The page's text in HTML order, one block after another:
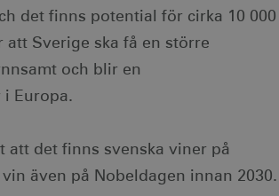
det finns potential för cirka 10 000
Sverige ska få en större
och blir en
Europa.
att det finns svenska viner på
även på Nobeldagen innan 2030.
slumpmässigt
på en
webbplatsanalys.
ett cookie-ID
såsom
och eventuell reklam
via AppNexus-